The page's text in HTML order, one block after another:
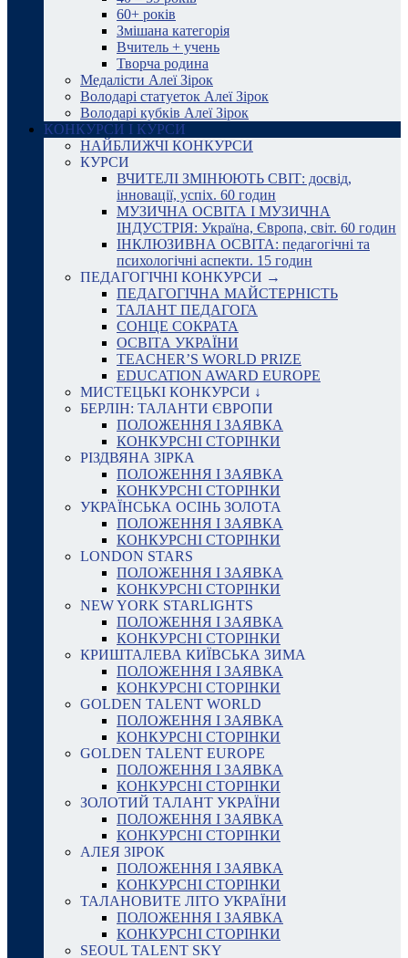
60+ років
Змішана категорія
Вчитель + учень
Творча родина
Медалісти Алеї Зірок
Володарі статуеток Алеї Зірок
Володарі кубків Алеї Зірок
КОНКУРСИ І КУРСИ
НАЙБЛИЖЧІ КОНКУРСИ
КУРСИ
ВЧИТЕЛІ ЗМІНЮЮТЬ СВІТ: досвід,
інновації, успіх. 60 годин
МУЗИЧНА ОСВІТА І МУЗИЧНА
ІНДУСТРІЯ: Україна, Європа, світ. 60 годин
ІНКЛЮЗИВНА ОСВІТА: педагогічні та
психологічні аспекти. 15 годин
ПЕДАГОГІЧНІ КОНКУРСИ →
ПЕДАГОГІЧНА МАЙСТЕРНІСТЬ
ТАЛАНТ ПЕДАГОГА
СОНЦЕ СОКРАТА
ОСВІТА УКРАЇНИ
TEACHER’S WORLD PRIZE
EDUCATION AWARD EUROPE
МИСТЕЦЬКІ КОНКУРСИ ↓
БЕРЛІН: ТАЛАНТИ ЄВРОПИ
ПОЛОЖЕННЯ І ЗАЯВКА
КОНКУРСНІ СТОРІНКИ
РІЗДВЯНА ЗІРКА
ПОЛОЖЕННЯ І ЗАЯВКА
КОНКУРСНІ СТОРІНКИ
УКРАЇНСЬКА ОСІНЬ ЗОЛОТА
ПОЛОЖЕННЯ І ЗАЯВКА
КОНКУРСНІ СТОРІНКИ
LONDON STARS
ПОЛОЖЕННЯ І ЗАЯВКА
КОНКУРСНІ СТОРІНКИ
NEW YORK STARLIGHTS
ПОЛОЖЕННЯ І ЗАЯВКА
КОНКУРСНІ СТОРІНКИ
КРИШТАЛЕВА КИЇВСЬКА ЗИМА
ПОЛОЖЕННЯ І ЗАЯВКА
КОНКУРСНІ СТОРІНКИ
GOLDEN TALENT WORLD
ПОЛОЖЕННЯ І ЗАЯВКА
КОНКУРСНІ СТОРІНКИ
GOLDEN TALENT EUROPE
ПОЛОЖЕННЯ І ЗАЯВКА
КОНКУРСНІ СТОРІНКИ
ЗОЛОТИЙ ТАЛАНТ УКРАЇНИ
ПОЛОЖЕННЯ І ЗАЯВКА
КОНКУРСНІ СТОРІНКИ
АЛЕЯ ЗІРОК
ПОЛОЖЕННЯ І ЗАЯВКА
КОНКУРСНІ СТОРІНКИ
ТАЛАНОВИТЕ ЛІТО УКРАЇНИ
ПОЛОЖЕННЯ І ЗАЯВКА
КОНКУРСНІ СТОРІНКИ
SEOUL TALENT SKY